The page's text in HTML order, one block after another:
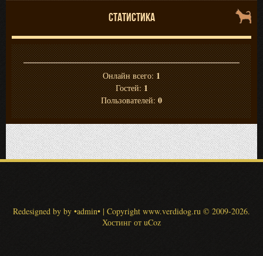
СТАТИСТИКА
Онлайн всего:1
Гостей:1
Пользователей:0
Redesigned by by •admin• | Copyright www.verdidog.ru © 2009-2026.
Хостинг от uCoz